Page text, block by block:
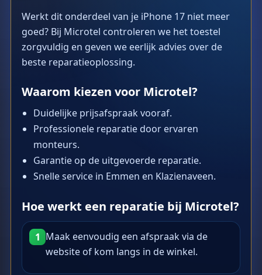
Werkt dit onderdeel van je iPhone 17 niet meer
goed? Bij Microtel controleren we het toestel
zorgvuldig en geven we eerlijk advies over de
beste reparatieoplossing.
Waarom kiezen voor Microtel?
Duidelijke prijsafspraak vooraf.
Professionele reparatie door ervaren
monteurs.
Garantie op de uitgevoerde reparatie.
Snelle service in Emmen en Klazienaveen.
Hoe werkt een reparatie bij Microtel?
1 Maak eenvoudig een afspraak via de
website of kom langs in de winkel.